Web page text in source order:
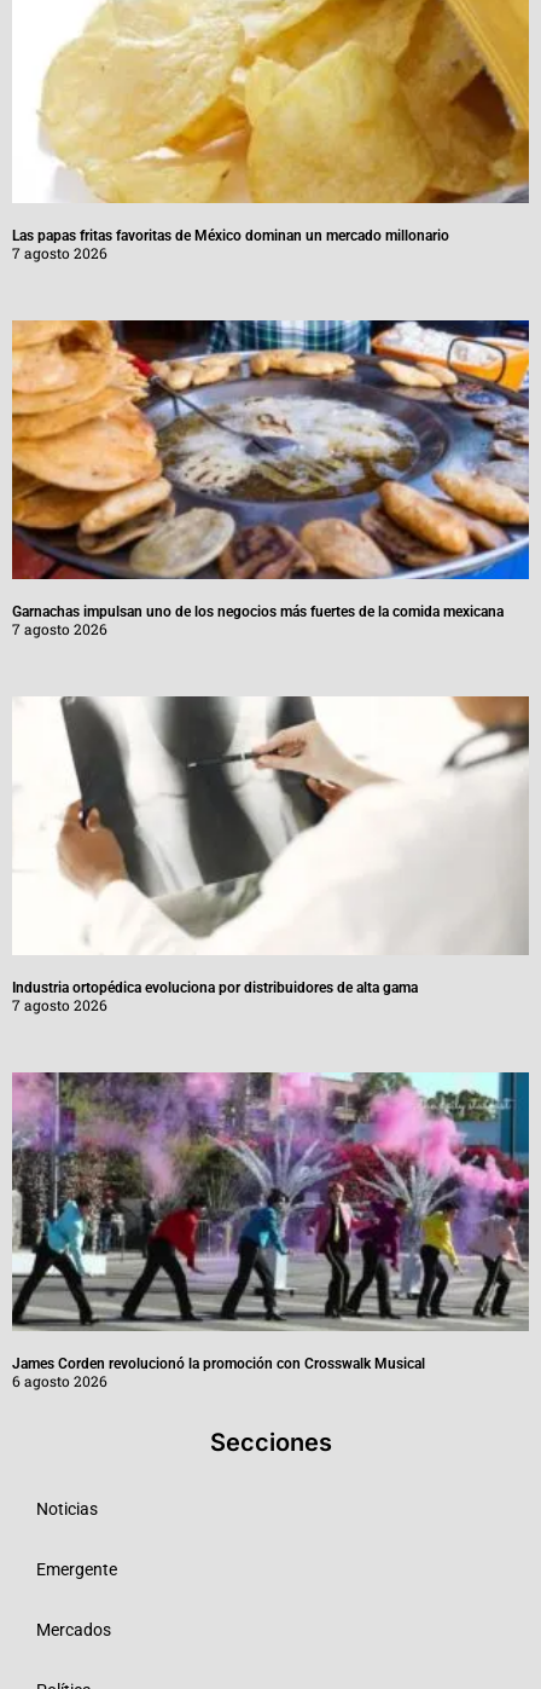
Las papas fritas favoritas de México dominan un mercado millonario
7 agosto 2026
Garnachas impulsan uno de los negocios más fuertes de la comida mexicana
7 agosto 2026
Industria ortopédica evoluciona por distribuidores de alta gama
7 agosto 2026
James Corden revolucionó la promoción con Crosswalk Musical
6 agosto 2026
Secciones
Noticias
Emergente
Mercados